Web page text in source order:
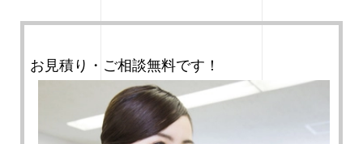
お見積り・ご相談無料です！